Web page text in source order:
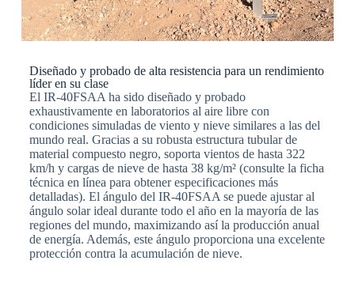
Diseñado y probado de alta resistencia para un rendimiento
líder en su clase
El IR-40FSAA ha sido diseñado y probado
exhaustivamente en laboratorios al aire libre con
condiciones simuladas de viento y nieve similares a las del
mundo real. Gracias a su robusta estructura tubular de
material compuesto negro, soporta vientos de hasta 322
km/h y cargas de nieve de hasta 38 kg/m² (consulte la ficha
técnica en línea para obtener especificaciones más
detalladas). El ángulo del IR-40FSAA se puede ajustar al
ángulo solar ideal durante todo el año en la mayoría de las
regiones del mundo, maximizando así la producción anual
de energía. Además, este ángulo proporciona una excelente
protección contra la acumulación de nieve.